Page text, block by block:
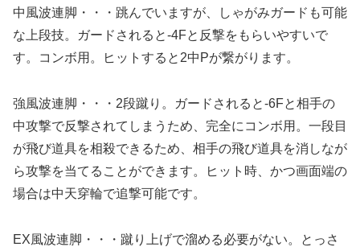
中風波連脚・・・跳んでいますが、しゃがみガードも可能
な上段技。ガードされると-4Fと反撃をもらいやすいで
す。コンボ用。ヒットすると2中Pが繋がります。
強風波連脚・・・2段蹴り。ガードされると-6Fと相手の
中攻撃で反撃されてしまうため、完全にコンボ用。一段目
が飛び道具を相殺できるため、相手の飛び道具を消しなが
ら攻撃を当てることができます。ヒット時、かつ画面端の
場合は中天穿輪で追撃可能です。
EX風波連脚・・・蹴り上げで溜める必要がない。とっさ